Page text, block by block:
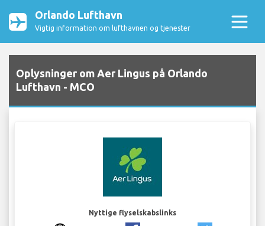
Orlando Lufthavn
Vigtig information om lufthavnen og tjenester
Oplysninger om Aer Lingus på Orlando
Lufthavn - MCO
Nyttige flyselskabslinks